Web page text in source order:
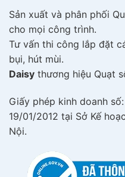
Sản xuất và phân phối
cho mọi công trình.
Tư vấn thi công lắp đặt
bụi, hút mùi.
Daisy thương hiệu Quạt
Giấy phép kinh doanh
19/01/2012 tại Sở Kế
Nội.